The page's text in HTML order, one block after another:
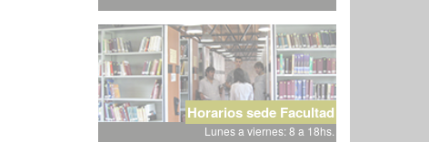
Horarios sede Facultad
Lunes a viernes: 8 a 18hs.